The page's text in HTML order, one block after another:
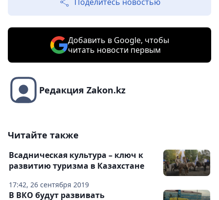
Добавить в Google, чтобы
читать новости первым
Редакция Zakon.kz
Читайте также
17:42, 26 сентября 2019
Всадническая культура – ключ к
развитию туризма в Казахстане
В ВКО будут развивать